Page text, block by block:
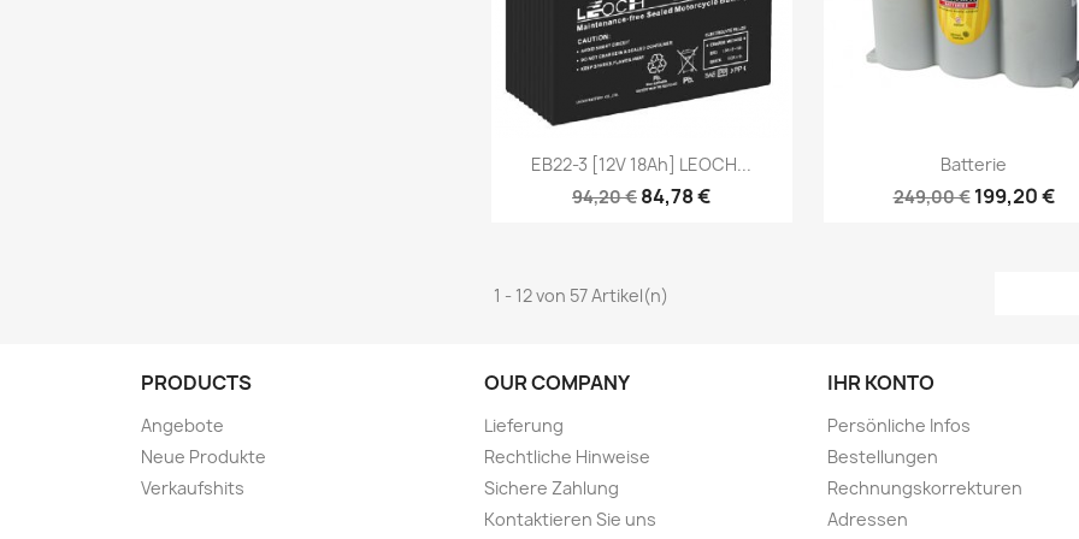
EB22-3 [12V 18Ah] LEOCH...
94,20 € 84,78 €
Vorschau
Batterie
249,00 € 199,20 €
Vorschau
1 - 12 von 57 Artikel(n)
PRODUCTS
Angebote
Neue Produkte
Verkaufshits
OUR COMPANY
Lieferung
Rechtliche Hinweise
Sichere Zahlung
Kontaktieren Sie uns
IHR KONTO
Persönliche Infos
Bestellungen
Rechnungskorrekturen
Adressen